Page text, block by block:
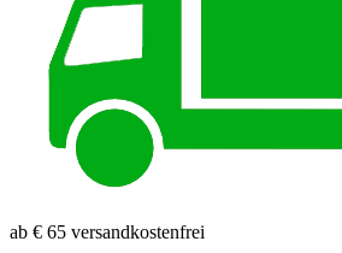
ab € 65 versandkostenfrei